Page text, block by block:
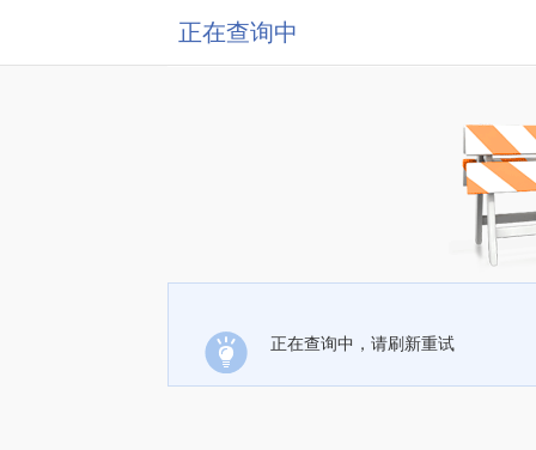
正在查询中
正在查询中，请刷新重试